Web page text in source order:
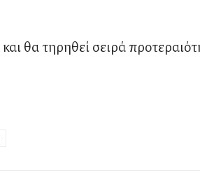
θα τηρηθεί σειρά